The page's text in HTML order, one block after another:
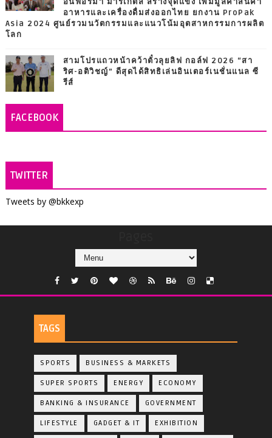
อินฟอร์มา มาร์เก็ตส์ สร้างจุดแข็ง เพิ่มมูลค่าสินค้า
อาหารและเครื่องดื่มส่งออกไทย ยกงาน ProPak
Asia 2024 ศูนย์รวมนวัตกรรมและแนวโน้มอุตสาหกรรมการผลิต
โลก
สามโปรแถวหน้าคว้าตั๋วลุยลิฟ กอล์ฟ 2026 “สา
ริศ-อติวิชญ์” ดีสุดได้สิทธิเล่นอินเตอร์เนชั่นแนล ซี
รีส์
FACEBOOK
TWITTER
Tweets by @bkkexp
TAGS
SPORTS BUSINESS & MARKETS
SUPER SPORTS ENERGY ECONOMY
BANKING & INSURANCE GOVERNMENT
LIFESTYLE GADGET & IT EXHIBITION